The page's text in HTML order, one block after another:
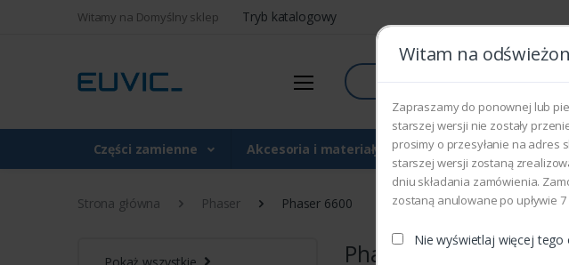
Witamy na Domyślny sklep Tryb katalogowy
Szukaj
Części zamienne Akcesoria i materiały eksploatacyjne
Witam na
Zapraszamy do ponownej lub
starszej wersji nie zostały
prosimy o przesyłanie na adres
starszej wersji zostaną
dniu składania zamówienia.
zostaną anulowane po upływie
Nie wyświetlaj więcej tego
Strona główna Phaser Phaser 6600
Phaser 6600